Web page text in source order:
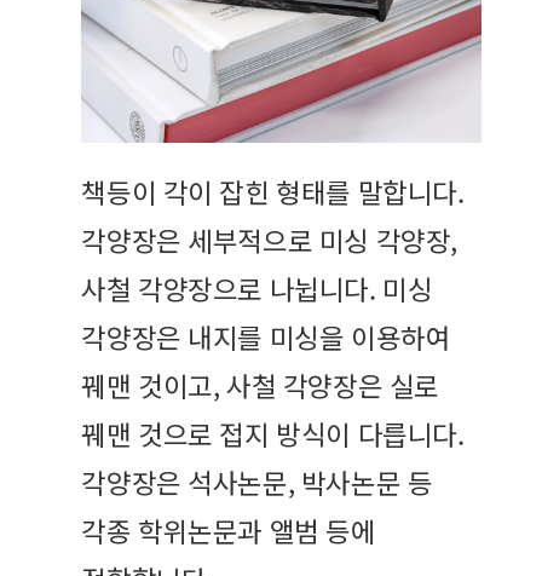
책등이 각이 잡힌 형태를 말합니다.
각양장은 세부적으로 미싱 각양장,
사철 각양장으로 나뉩니다. 미싱
각양장은 내지를 미싱을 이용하여
꿰맨 것이고, 사철 각양장은 실로
꿰맨 것으로 접지 방식이 다릅니다.
각양장은 석사논문, 박사논문 등
각종 학위논문과 앨범 등에